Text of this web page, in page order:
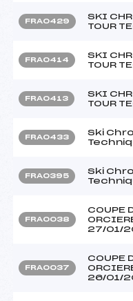
FRA0429
SKI
TOUR
FRA0414
SKI
TOUR
FRA0413
SKI
TOUR
FRA0433
Ski
FRA0395
Ski
FRA0038
COUPE
27/01/
FRA0037
COUPE
26/01/